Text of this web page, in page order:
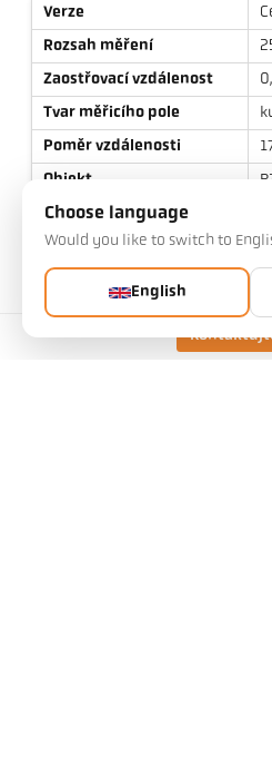
Verze
Rozsah měření
Zaostřovací vzdálenost
Tvar měřicího pole
Poměr vzdálenosti
Objekt
Princip měření
Zaměřovací zařízení
Technické údaje
Choose language
Would you like to switch to
English